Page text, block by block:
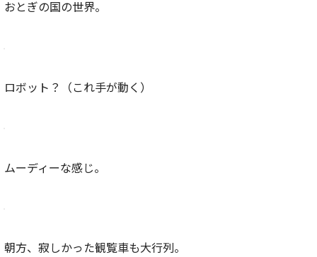
おとぎの国の世界。
ロボット？（これ手が動く）
ムーディーな感じ。
朝方、寂しかった観覧車も大行列。